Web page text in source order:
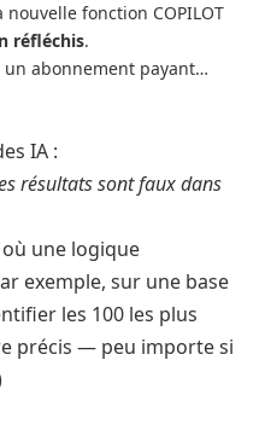
nouvelle fonction COPILOT
réfléchis.
un abonnement payant…
IA :
résultats sont faux dans
une logique
exemple, sur une base
les 100 les plus
précis — peu importe si